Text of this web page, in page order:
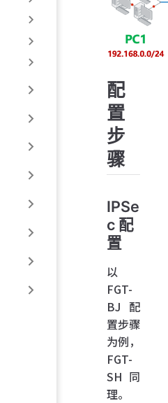
配
置
步
骤
IPSe
c 配
置
以
FGT-
BJ 配
置步骤
为例，
FGT-
SH 同
理。